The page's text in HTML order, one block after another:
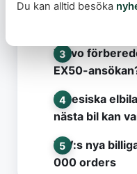
Det här missar
Volvo
EX50-
Kinesiska
nästa bil kan
VW:s nya
000 orders
Du kan alltid besöka